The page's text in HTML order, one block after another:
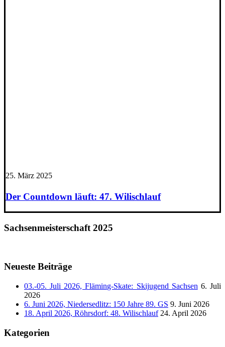
25. März 2025
Der Countdown läuft: 47. Wilischlauf
Sachsenmeisterschaft 2025
Neueste Beiträge
03.-05. Juli 2026, Fläming-Skate: Skijugend Sachsen 6. Juli
2026
6. Juni 2026, Niedersedlitz: 150 Jahre 89. GS 9. Juni 2026
18. April 2026, Röhrsdorf: 48. Wilischlauf 24. April 2026
Kategorien